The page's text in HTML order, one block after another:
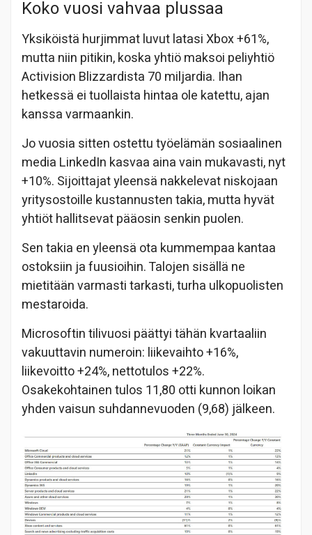
Koko vuosi vahvaa plussaa
Yksiköistä hurjimmat luvut latasi Xbox +61%,
mutta niin pitikin, koska yhtiö maksoi peliyhtiö
Activision Blizzardista 70 miljardia. Ihan
hetkessä ei tuollaista hintaa ole katettu, ajan
kanssa varmaankin.
Jo vuosia sitten ostettu työelämän sosiaalinen
media LinkedIn kasvaa aina vain mukavasti, nyt
+10%. Sijoittajat yleensä nakkelevat niskojaan
yritysostoille kustannusten takia, mutta hyvät
yhtiöt hallitsevat pääosin senkin puolen.
Sen takia en yleensä ota kummempaa kantaa
ostoksiin ja fuusioihin. Talojen sisällä ne
mietitään varmasti tarkasti, turha ulkopuolisten
mestaroida.
Microsoftin tilivuosi päättyi tähän kvartaaliin
vakuuttavin numeroin: liikevaihto +16%,
liikevoitto +24%, nettotulos +22%.
Osakekohtainen tulos 11,80 otti kunnon loikan
yhden vaisun suhdannevuoden (9,68) jälkeen.